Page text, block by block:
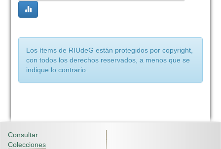
Los ítems de RIUdeG están protegidos por copyright,
con todos los derechos reservados, a menos que se
indique lo contrario.
Consultar
Colecciones